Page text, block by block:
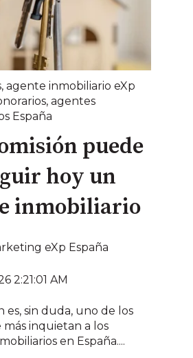
,agente inmobiliario eXp
,agentes
España
puede
hoy un
inmobiliario
eXp España
2:21:01 AM
es, sin duda, uno de los
inquietan a los
en España....